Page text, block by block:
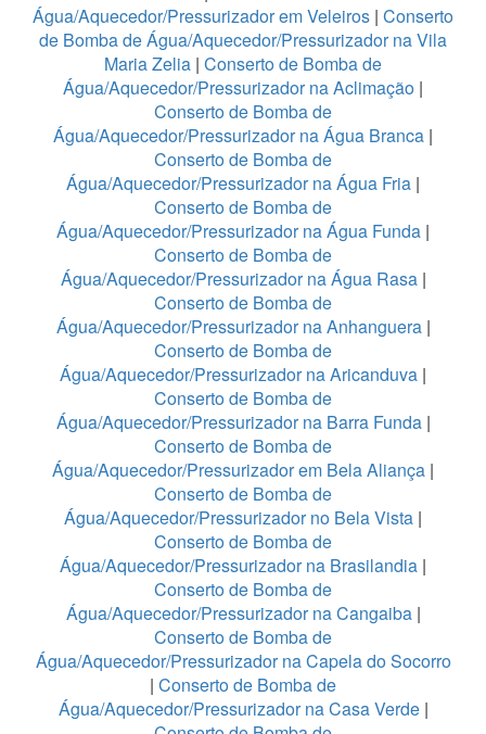
Água/Aquecedor/Pressurizador em Veleiros | Conserto
de Bomba de Água/Aquecedor/Pressurizador na Vila
Maria Zelia | Conserto de Bomba de
Água/Aquecedor/Pressurizador na Aclimação |
Conserto de Bomba de
Água/Aquecedor/Pressurizador na Água Branca |
Conserto de Bomba de
Água/Aquecedor/Pressurizador na Água Fria |
Conserto de Bomba de
Água/Aquecedor/Pressurizador na Água Funda |
Conserto de Bomba de
Água/Aquecedor/Pressurizador na Água Rasa |
Conserto de Bomba de
Água/Aquecedor/Pressurizador na Anhanguera|
Conserto de Bomba de
Água/Aquecedor/Pressurizador na Aricanduva |
Conserto de Bomba de
Água/Aquecedor/Pressurizador na Barra Funda |
Conserto de Bomba de
Água/Aquecedor/Pressurizador em Bela Aliança |
Conserto de Bomba de
Água/Aquecedor/Pressurizador no Bela Vista |
Conserto de Bomba de
Água/Aquecedor/Pressurizador na Brasilandia |
Conserto de Bomba de
Água/Aquecedor/Pressurizador na Cangaiba|
Conserto de Bomba de
Água/Aquecedor/Pressurizador na Capela do Socorro
| Conserto de Bomba de
Água/Aquecedor/Pressurizador na Casa Verde|